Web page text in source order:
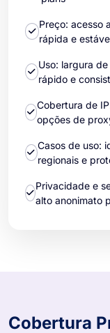
Preço: acesso
rápida e
Uso: largura
rápido e
Cobertura de
opções de
Casos de uso:
regionais e
Privacidade e
alto anonimato
Cobertura